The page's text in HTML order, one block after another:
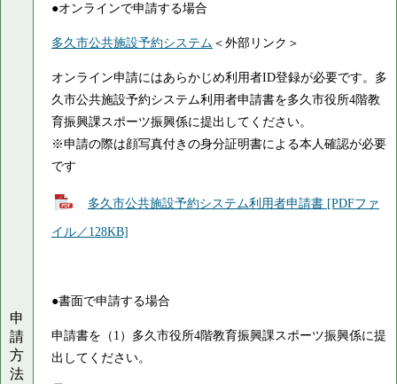
申
請
方
法
●オンラインで申請する場合
多久市公共施設予約システム ＜外部リンク＞
オンライン申請にはあらかじめ利用者ID登録が必要です。多
久市公共施設予約システム利用者申請書を多久市役所4階教
育振興課スポーツ振興係に提出してください。
※申請の際は顔写真付きの身分証明書による本人確認が必要
です
多久市公共施設予約システム利用者申請書 [PDFファ
イル／128KB]
●書面で申請する場合
申請書を（1）多久市役所4階教育振興課スポーツ振興係に提
出してください。